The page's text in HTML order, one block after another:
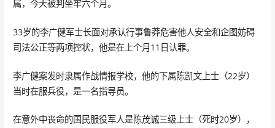
属，今天被判坐牢六个月。
33岁的李广健军士长面对承认行事鲁莽危害他人安全和企图妨碍
司法公正等两项控状，他是在上个月11日认罪。
李广健案发时隶属作战情报学校，他的下属陈凯文上士（22岁）
当时在服兵役，是一名指导员。
在意外中丧命的国民服役军人是陈茂诚三级上士（死时20岁），